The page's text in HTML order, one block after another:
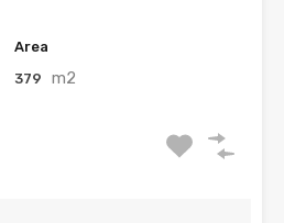
Area
379
m2